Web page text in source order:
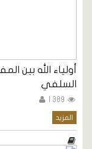
أولياء الله بين
السلفي
المزيد